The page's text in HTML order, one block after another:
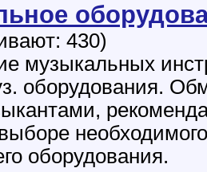
430)
музыкальных
оборудования.
оборудования.